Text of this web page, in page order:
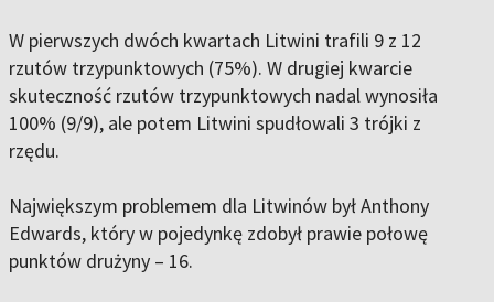
W pierwszych dwóch kwartach Litwini trafili 9 z 12
rzutów trzypunktowych (75%). W drugiej kwarcie
skuteczność rzutów trzypunktowych nadal wynosiła
100% (9/9), ale potem Litwini spudłowali 3 trójki z
rzędu.
Największym problemem dla Litwinów był Anthony
Edwards, który w pojedynkę zdobył prawie połowę
punktów drużyny – 16.